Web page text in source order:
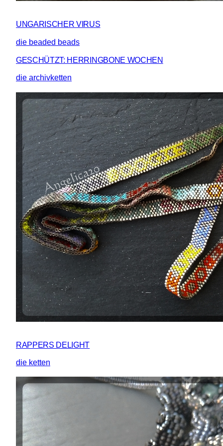
UNGARISCHER VIRUS
die beaded beads
GESCHÜTZT: HERRINGBONE WOCHEN
die archivketten
RAPPERS DELIGHT
die ketten